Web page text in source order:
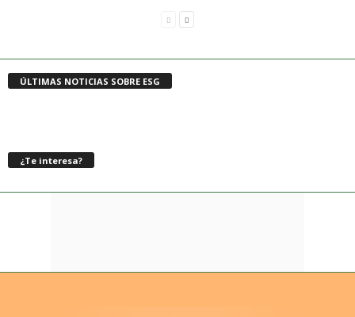
ÚLTIMAS NOTICIAS SOBRE ESG
¿Te interesa?